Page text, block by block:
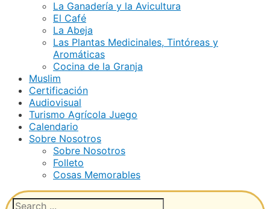
La Ganadería y la Avicultura
El Café
La Abeja
Las Plantas Medicinales, Tintóreas y
Aromáticas
Cocina de la Granja
Muslim
Certificación
Audiovisual
Turismo Agrícola Juego
Calendario
Sobre Nosotros
Sobre Nosotros
Folleto
Cosas Memorables